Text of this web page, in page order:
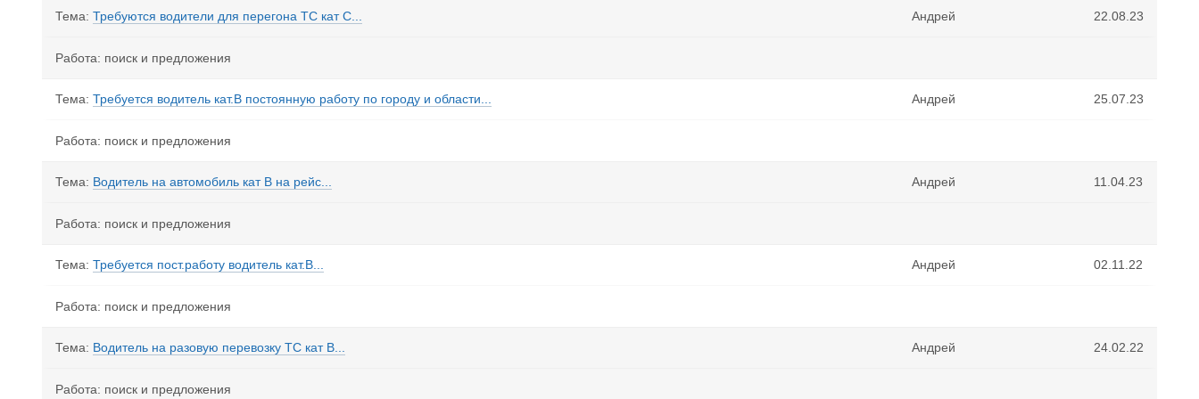
Тема: Требуются водители для перегона ТС кат С... Андрей 22.08.23
Работа: поиск и предложения
Тема: Требуется водитель кат.В постоянную работу по городу и области... Андрей 25.07.23
Работа: поиск и предложения
Тема: Водитель на автомобиль кат В на рейс... Андрей 11.04.23
Работа: поиск и предложения
Тема: Требуется пост.работу водитель кат.В... Андрей 02.11.22
Работа: поиск и предложения
Тема: Водитель на разовую перевозку ТС кат В... Андрей 24.02.22
Работа: поиск и предложения